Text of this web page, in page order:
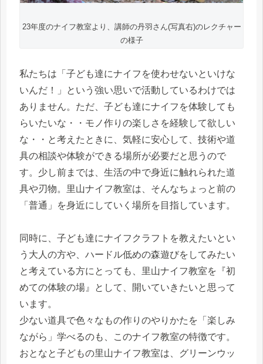
23年度のナイフ教室より、講師の丹羽さん(写真右)のレクチャー
の様子
私たちは「子ども達にナイフを使わせないといけな
いんだ！」という強い思いで活動しているわけでは
ありません。ただ、子ども達にナイフを体験しても
らいたいな・・モノ作りの楽しさを経験して欲しい
な・・と考えたときに、気軽に安心して、技術や道
具の相談や体験ができる場所が必要だと思うので
す。少し前までは、生活の中で身近に触れられた道
具や刃物。里山ナイフ教室は、そんなちょっと前の
「普通」を身近にしていく場所を目指しています。
同時に、子ども達にナイフクラフトを教えたいとい
う大人の方や、ハードル低めの森遊びをしてみたい
と考えている方にとっても、里山ナイフ教室を『初
めての体験の場』として、開いていきたいと思って
います。
少ない道具で色々なもの作りのやりかたを「楽しみ
ながら」学べるのも、このナイフ教室の特徴です。
おとなと子どもの里山ナイフ教室は、グリーンウッ